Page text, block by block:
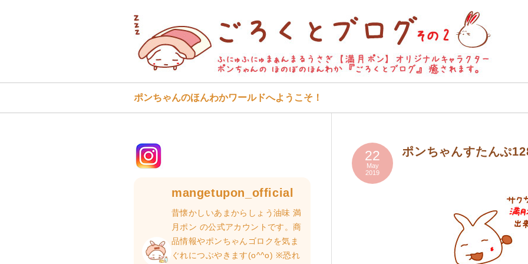
ポンちゃんのほんわかワールドへようこそ！
22
May
2019
ポンちゃんすたんぷ
mangetupon_official
昔懐かしいあまからしょう油味 満
月ポン の公式アカウントです。商
品情報やポンちゃんゴロクを気ま
ぐれにつぶやきます(o^^o) ※恐れ